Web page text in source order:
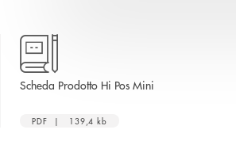
Scheda Prodotto Hi Pos Mini
PDF | 139,4 kb